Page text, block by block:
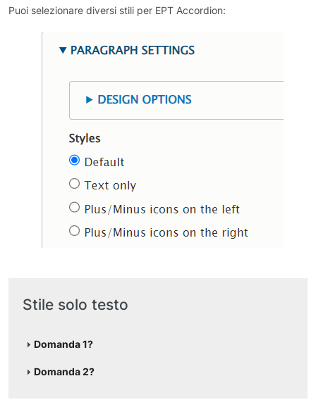
Puoi selezionare diversi stili per EPT Accordion:
Stile solo testo
Domanda 1?
Domanda 2?